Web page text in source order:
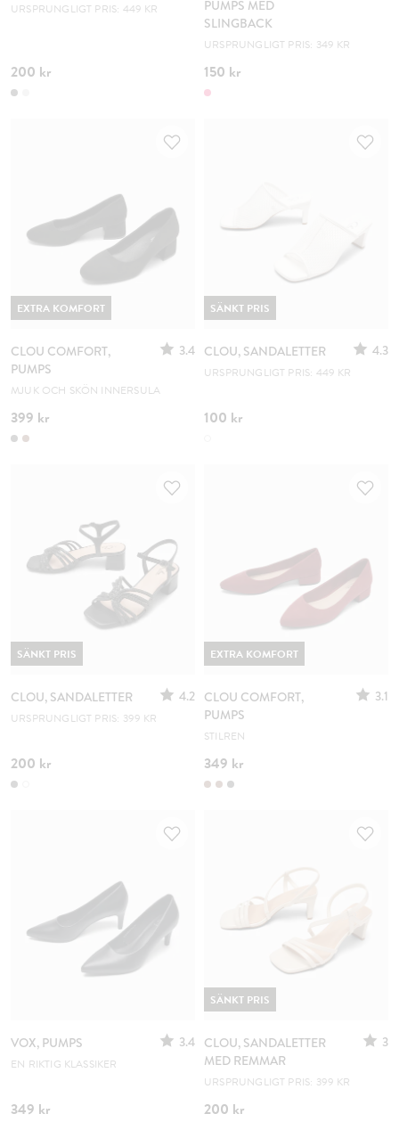
URSPRUNGLIGT PRIS: 449 KR
200 kr
PUMPS MED
SLINGBACK
URSPRUNGLIGT PRIS: 349 KR
150 kr
CLOU COMFORT,
PUMPS
3.4
MJUK OCH SKÖN INNERSULA
399 kr
EXTRA KOMFORT
CLOU, SANDALETTER 4.3
URSPRUNGLIGT PRIS: 449 KR
100 kr
SÄNKT PRIS
CLOU, SANDALETTER 4.2
URSPRUNGLIGT PRIS: 399 KR
200 kr
SÄNKT PRIS
CLOU COMFORT,
PUMPS
3.1
STILREN
349 kr
EXTRA KOMFORT
VOX, PUMPS 3.4
EN RIKTIG KLASSIKER
349 kr
CLOU, SANDALETTER
MED REMMAR
3
URSPRUNGLIGT PRIS: 399 KR
200 kr
SÄNKT PRIS